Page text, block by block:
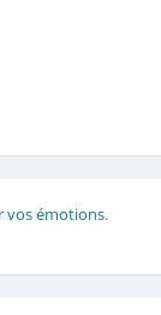
vos émotions.